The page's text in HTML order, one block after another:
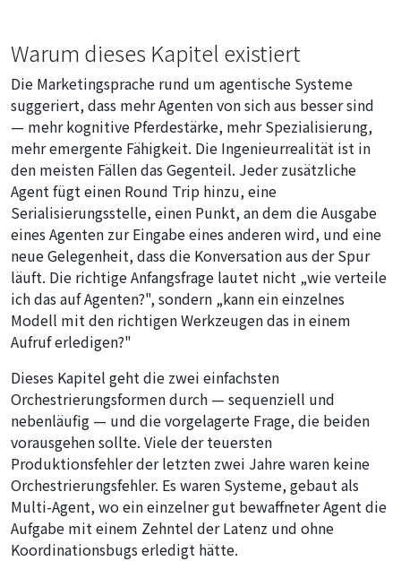
Warum dieses Kapitel existiert
Die Marketingsprache rund um agentische Systeme
suggeriert, dass mehr Agenten von sich aus besser sind
— mehr kognitive Pferdestärke, mehr Spezialisierung,
mehr emergente Fähigkeit. Die Ingenieurrealität ist in
den meisten Fällen das Gegenteil. Jeder zusätzliche
Agent fügt einen Round Trip hinzu, eine
Serialisierungsstelle, einen Punkt, an dem die Ausgabe
eines Agenten zur Eingabe eines anderen wird, und eine
neue Gelegenheit, dass die Konversation aus der Spur
läuft. Die richtige Anfangsfrage lautet nicht „wie verteile
ich das auf Agenten?", sondern „kann ein einzelnes
Modell mit den richtigen Werkzeugen das in einem
Aufruf erledigen?"
Dieses Kapitel geht die zwei einfachsten
Orchestrierungsformen durch — sequenziell und
nebenläufig — und die vorgelagerte Frage, die beiden
vorausgehen sollte. Viele der teuersten
Produktionsfehler der letzten zwei Jahre waren keine
Orchestrierungsfehler. Es waren Systeme, gebaut als
Multi-Agent, wo ein einzelner gut bewaffneter Agent die
Aufgabe mit einem Zehntel der Latenz und ohne
Koordinationsbugs erledigt hätte.